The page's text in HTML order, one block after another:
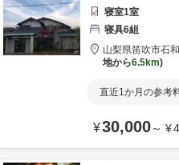
寝室1室
寝具6組
山梨県笛吹市石
地から6.5km
直近1か月の参考
¥30,000～ ¥